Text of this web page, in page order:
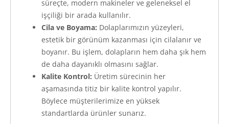
süreçte, modern makineler ve geleneksel el
işçiliği bir arada kullanılır.
Cila ve Boyama: Dolaplarımızın yüzeyleri,
estetik bir görünüm kazanması için cilalanır ve
boyanır. Bu işlem, dolapların hem daha şık hem
de daha dayanıklı olmasını sağlar.
Kalite Kontrol: Üretim sürecinin her
aşamasında titiz bir kalite kontrol yapılır.
Böylece müşterilerimize en yüksek
standartlarda ürünler sunarız.